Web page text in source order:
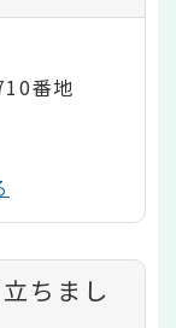
番地
ちまし